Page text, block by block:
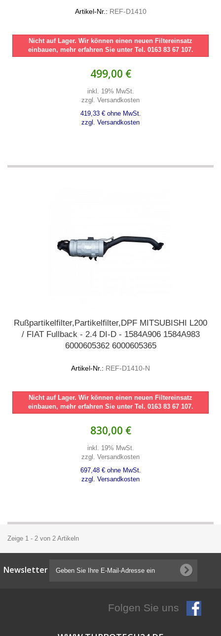
Artikel-Nr.: REF-D1410
Nicht auf Lager. Wir können einen neuen Filtereinsatz
einbauen, mehr erfahren Sie unter Tel. 0163 83 67 107.
499,00 €
inkl. 19% MwSt.
zzgl. Versandkosten
419,33 € ohne MwSt.
zzgl. Versandkosten
Rußpartikelfilter,Partikelfilter,DPF MITSUBISHI L200
/ FIAT Fullback - 2.4 DI-D - 1584A906 1584A983
6000605362 6000605365
Artikel-Nr.: REF-D1410-N
Nicht auf Lager. Wir können einen neuen Filtereinsatz
einbauen, mehr erfahren Sie unter Tel. 0163 83 67 107.
830,00 €
inkl. 19% MwSt.
zzgl. Versandkosten
697,48 € ohne MwSt.
zzgl. Versandkosten
Zeige 1 - 2 von 2 Artikeln
Newsletter
Folgen Sie uns